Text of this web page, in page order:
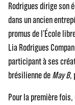
Rodrigues dirige son
dans un ancien
promus de l’École
Lia Rodrigues
participant à ses
brésilienne deMay B,
Pour la première fois,